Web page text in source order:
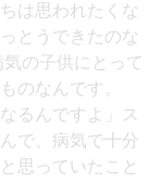
は思われたくな
とうできたのな
の子供にとって
のなんです。
るんですよ」ス
で、病気で十分
思っていたこと